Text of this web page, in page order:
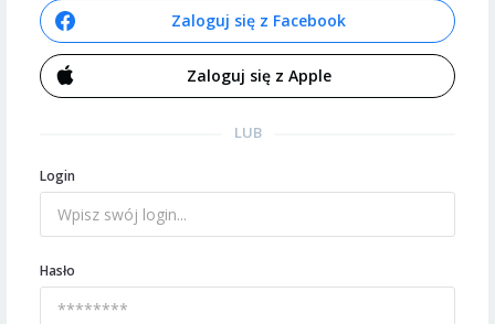
Zaloguj się z Facebook
Zaloguj się z Apple
LUB
Login
Hasło